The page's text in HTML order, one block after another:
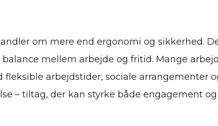
om mere end ergonomi og sikkerhed.
mellem arbejde og fritid. Mange
arbejdstider, sociale arrangementer
– tiltag, der kan styrke både engagement og